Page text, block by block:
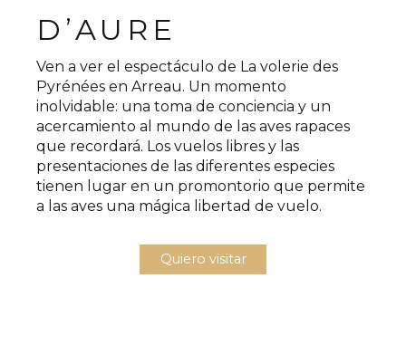
D’AURE
Ven a ver el espectáculo de La volerie des
Pyrénées en Arreau. Un momento
inolvidable: una toma de conciencia y un
acercamiento al mundo de las aves rapaces
que recordará. Los vuelos libres y las
presentaciones de las diferentes especies
tienen lugar en un promontorio que permite
a las aves una mágica libertad de vuelo.
Quiero visitar